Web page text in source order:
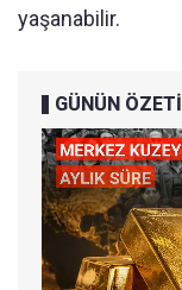
yaşanabilir.
GÜNÜN ÖZETİ